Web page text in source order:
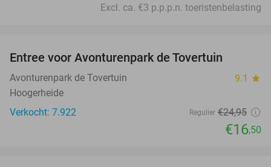
Excl. ca. €3 p.p.p.n. toeristenbelasting
Entree voor Avonturenpark de Tovertuin
Avonturenpark de Tovertuin 9.1 star
Hoogerheide
Verkocht: 7.922
Regulier €24,95
€16,50